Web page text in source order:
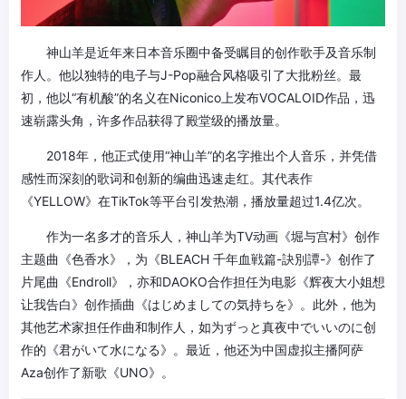
神山羊是近年来日本音乐圈中备受瞩目的创作歌手及音乐制
作人。他以独特的电子与J-Pop融合风格吸引了大批粉丝。最
初，他以“有机酸”的名义在Niconico上发布VOCALOID作品，迅
速崭露头角，许多作品获得了殿堂级的播放量。
2018年，他正式使用“神山羊”的名字推出个人音乐，并凭借
感性而深刻的歌词和创新的编曲迅速走红。其代表作
《YELLOW》在TikTok等平台引发热潮，播放量超过1.4亿次。
作为一名多才的音乐人，神山羊为TV动画《堀与宫村》创作
主题曲《色香水》，为《BLEACH 千年血戦篇-訣別譚-》创作了
片尾曲《Endroll》，亦和DAOKO合作担任为电影《辉夜大小姐想
让我告白》创作插曲《はじめましての気持ちを》。此外，他为
其他艺术家担任作曲和制作人，如为ずっと真夜中でいいのに创
作的《君がいて水になる》。最近，他还为中国虚拟主播阿萨
Aza创作了新歌《UNO》。